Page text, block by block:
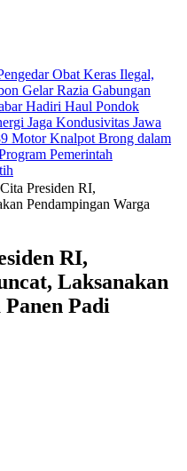
Obat Keras Ilegal,
Gelar Razia Gabungan
Hadiri Haul Pondok
Jaga Kondusivitas Jawa
Motor Knalpot Brong dalam
Pemerintah
Presiden RI,
Pendampingan Warga
RI,
Laksanakan
Padi